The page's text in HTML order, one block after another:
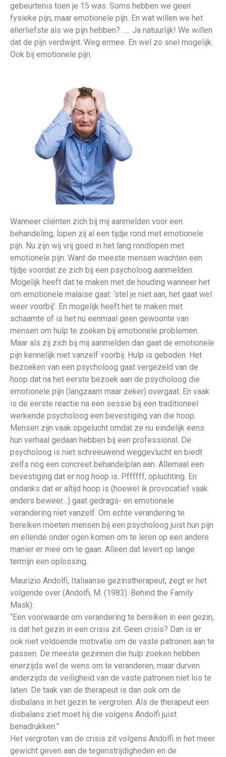
gebeurtenis toen je 15 was. Soms hebben we geen
fysieke pijn, maar emotionele pijn. En wat willen we het
allerliefste als we pijn hebben? ….. Ja natuurlijk! We willen
dat de pijn verdwijnt. Weg ermee. En wel zo snel mogelijk.
Ook bij emotionele pijn.
Wanneer cliënten zich bij mij aanmelden voor een
behandeling, lopen zij al een tijdje rond met emotionele
pijn. Nu zijn wij vrij goed in het lang rondlopen met
emotionele pijn. Want de meeste mensen wachten een
tijdje voordat ze zich bij een psycholoog aanmelden.
Mogelijk heeft dat te maken met de houding wanneer het
om emotionele malaise gaat: ‘stel je niet aan, het gaat wel
weer voorbij’. En mogelijk heeft het te maken met
schaamte of is het nu eenmaal geen gewoonte van
mensen om hulp te zoeken bij emotionele problemen.
Maar als zij zich bij mij aanmelden dan gaat de emotionele
pijn kennelijk niet vanzelf voorbij. Hulp is geboden. Het
bezoeken van een psycholoog gaat vergezeld van de
hoop dat na het eerste bezoek aan de psycholoog die
emotionele pijn (langzaam maar zeker) overgaat. En vaak
is de eerste reactie na een sessie bij een traditioneel
werkende psycholoog een bevestiging van die hoop.
Mensen zijn vaak opgelucht omdat ze nu eindelijk eens
hun verhaal gedaan hebben bij een professional. De
psycholoog is niet schreeuwend weggevlucht en biedt
zelfs nog een concreet behandelplan aan. Allemaal een
bevestiging dat er nog hoop is. Pffffff, opluchting. En
ondanks dat er altijd hoop is (hoewel ik provocatief vaak
anders beweer…) gaat gedrags- en emotionele
verandering niet vanzelf. Om echte verandering te
bereiken moeten mensen bij een psycholoog juist hun pijn
en ellende onder ogen komen om te leren op een andere
manier er mee om te gaan. Alleen dat levert op lange
termijn een oplossing.
Maurizio Andolfi, Italiaanse gezinstherapeut, zegt er het
volgende over (Andolfi, M. (1983). Behind the Family
Mask):
“Een voorwaarde om verandering te bereiken in een gezin,
is dat het gezin in een crisis zit. Geen crisis? Dan is er
ook niet voldoende motivatie om de vaste patronen aan te
passen. De meeste gezinnen die hulp zoeken hebben
enerzijds wel de wens om te veranderen, maar durven
anderzijds de veiligheid van de vaste patronen niet los te
laten. De taak van de therapeut is dan ook om de
disbalans in het gezin te vergroten. Als de therapeut een
disbalans ziet moet hij die volgens Andolfi juist
benadrukken.”
Het vergroten van de crisis zit volgens Andolfi in het meer
gewicht geven aan de tegenstrijdigheden en de